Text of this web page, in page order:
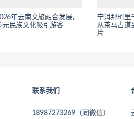
年云南文旅融合发展，
元民族文化吸引游客
宁洱那柯里
从茶马古道
片
联系我们
18987273269（同微信）